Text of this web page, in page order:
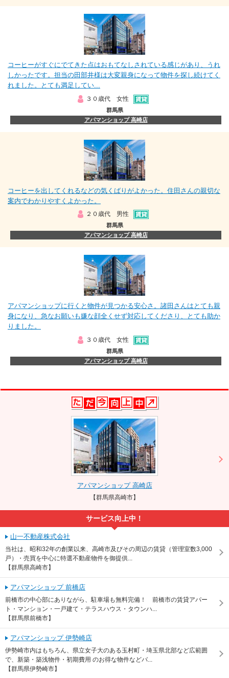
コーヒーがすぐにでてきた点はおもてなしされている感じがあり、うれ
しかったです。担当の田部井様は大変親身になって物件を探し続けてく
れました。とても満足してい...
３０歳代 女性
群馬県
アパマンショップ 高崎店
コーヒーを出してくれるなどの気くばりがよかった。住田さんの親切な
案内でわかりやすくよかった。
２０歳代 男性
群馬県
アパマンショップ 高崎店
アパマンショップに行くと物件が見つかる安心さ。諸田さんはとても親
身になり、急なお願いも嫌な顔全くせず対応してくださり、とても助か
りました。
３０歳代 女性
群馬県
アパマンショップ 高崎店
アパマンショップ 高崎店
【群馬県高崎市】
サービス向上中！
山一不動産株式会社
当社は、昭和32年の創業以来、高崎市及びその周辺の賃貸（管理室数3,000
戸）・売買を中心に特選不動産物件を御提供...
【群馬県高崎市】
アパマンショップ 前橋店
前橋市の中心部にありながら、駐車場も無料完備！ 前橋市の賃貸アパー
ト・マンション・一戸建て・テラスハウス・タウンハ...
【群馬県前橋市】
アパマンショップ 伊勢崎店
伊勢崎市内はもちろん、県立女子大のある玉村町・埼玉県北部など広範囲
で、新築・築浅物件・初期費用 のお得な物件などバ...
【群馬県伊勢崎市】